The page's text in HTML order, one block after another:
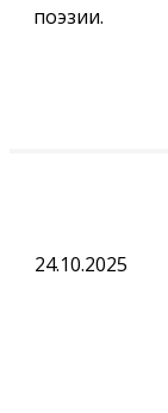
поэзии.
24.10.2025